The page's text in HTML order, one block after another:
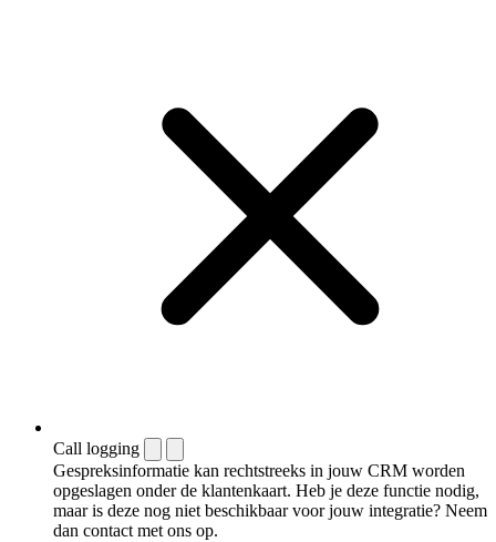
Call logging
Gespreksinformatie kan rechtstreeks in jouw CRM worden
opgeslagen onder de klantenkaart. Heb je deze functie nodig,
maar is deze nog niet beschikbaar voor jouw integratie? Neem
dan contact met ons op.